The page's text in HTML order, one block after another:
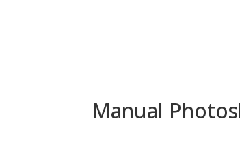
Manual